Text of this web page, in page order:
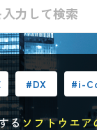
#DX #i-
るソフトウエア